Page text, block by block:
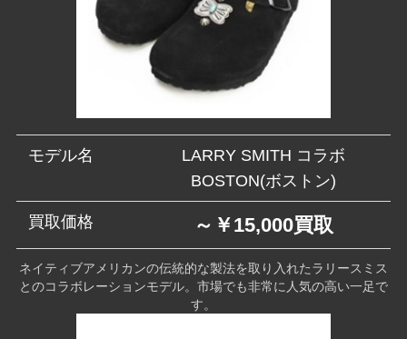
モデル名
LARRY SMITH コラボ
BOSTON(ボストン)
買取価格 ～￥15,000買取
ネイティブアメリカンの伝統的な製法を取り入れたラリースミス
とのコラボレーションモデル。市場でも非常に人気の高い一足で
す。